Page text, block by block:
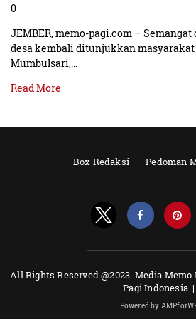
0
JEMBER, memo-pagi.com –
desa kembali ditunjukkan masyarakat
Mumbulsari,…
Read More
Box Redaksi Pedoman
All Rights Reserved @2023. Media
Pagi Indonesia. |
Powered by